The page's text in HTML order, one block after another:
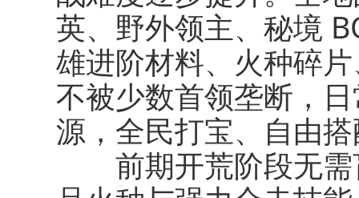
英、野外领主、秘境
雄进阶材料、火种碎
不被少数首领垄断，
源，全民打宝、自由
前期开荒阶段无需